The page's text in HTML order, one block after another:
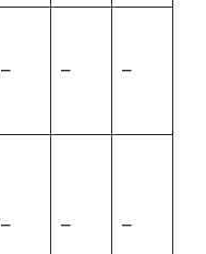
– – –
– – –